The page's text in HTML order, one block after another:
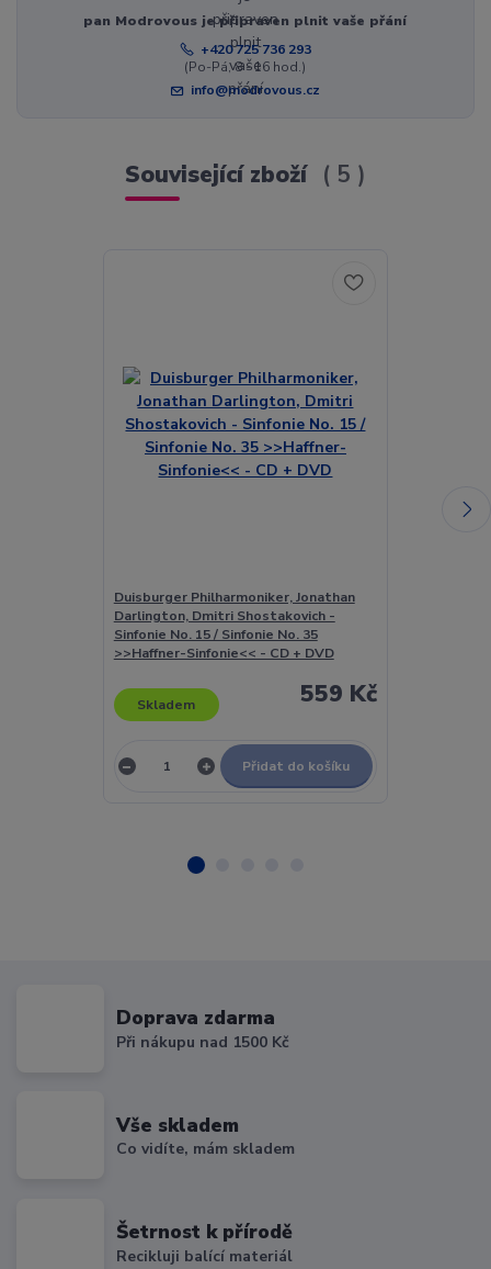
pan Modrovous je připraven plnit vaše přání
+420 725 736 293
(Po-Pá, 8 - 16 hod.)
info@modrovous.cz
Související zboží 5
Duisburger Philharmoniker, Jonathan
Darlington, Dmitri Shostakovich -
Sinfonie No. 15 / Sinfonie No. 35
>>Haffner-Sinfonie<< - CD + DVD
559 Kč
Skladem
Přidat do košíku
Doprava zdarma
Při nákupu nad 1500 Kč
Vše skladem
Co vidíte, mám skladem
Šetrnost k přírodě
Recikluji balící materiál